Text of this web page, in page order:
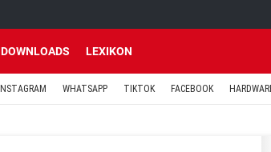
DOWNLOADS LEXIKON
INSTAGRAM WHATSAPP TIKTOK FACEBOOK